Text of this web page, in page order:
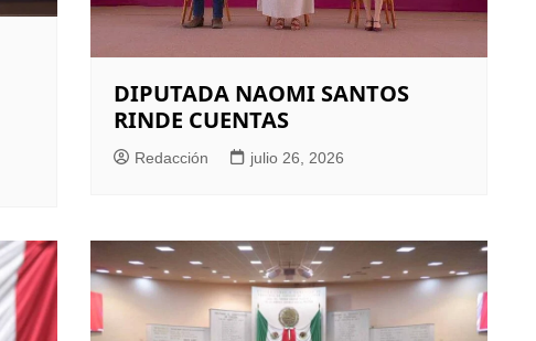
DIPUTADA NAOMI SANTOS
RINDE CUENTAS
Redacción julio 26, 2026